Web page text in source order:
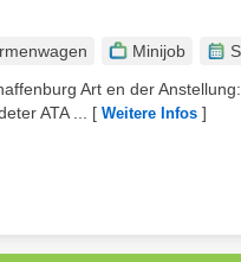
Minijob
Art en der
ATA ...
[ Weitere Infos ]